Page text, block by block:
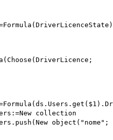
Formula ( DriverLicenceState )
( Choose ( DriverLicence ;
Formula ( ds . Users . get ( $1 ).
:=New collection
. push ( New object ("nome";